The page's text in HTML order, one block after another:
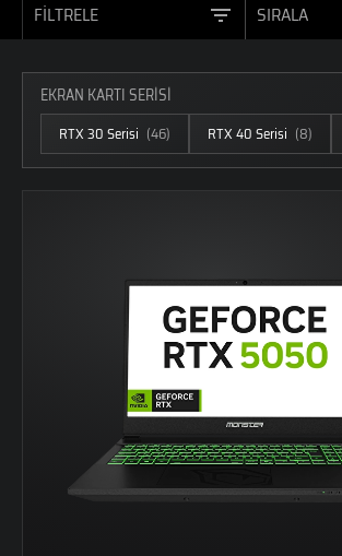
FİLTRELE
SIRALA
EKRAN KARTI SERİSİ
RTX 30 Serisi (46) RTX 40 Serisi (8)